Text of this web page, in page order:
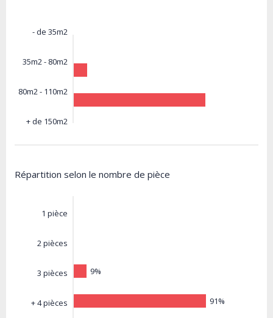
- de 35m2
35m2 - 80m2
80m2 - 110m2
+ de 150m2
Répartition selon le nombre de pièce
1 pièce
2 pièces
3 pièces
+ 4 pièces
9%
91%